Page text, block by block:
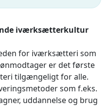
iværksætterkultur
for iværksætteri som
er det første
tilgængeligt for alle.
som f.eks.
uddannelse og brug